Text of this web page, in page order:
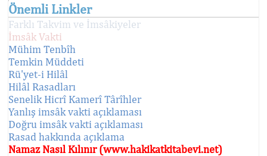
Önemli Linkler
Farklı Takvim ve İmsâkiyeler
İmsâk Vakti
Mühim Tenbîh
Temkin Müddeti
Rü'yet-i Hilâl
Hilâl Rasadları
Senelik Hicrî Kamerî Târîhler
Yanlış imsâk vakti açıklaması
Doğru imsâk vakti açıklaması
Rasad hakkında açıklama
Namaz Nasıl Kılınır (www.hakikatkitabevi.net)